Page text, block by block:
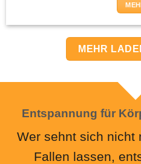
MEHR
Entspannung für
Wer sehnt sich nicht
Fallen lassen,